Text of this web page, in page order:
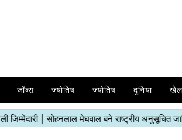
जॉब्स ज्योतिष ज्योतिष दुनिया खेल